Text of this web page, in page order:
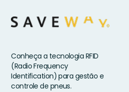
Conheça a tecnologia RFID
(Radio Frequency
Identification) para gestão e
controle de pneus.